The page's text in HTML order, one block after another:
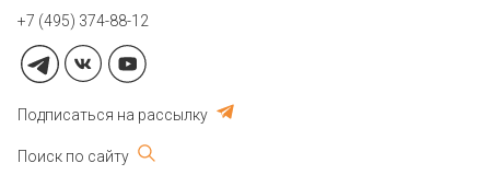
+7 (495) 374-88-12
Подписаться на рассылку
Поиск по сайту